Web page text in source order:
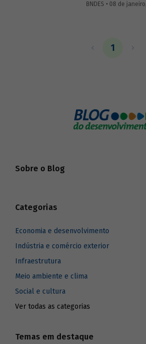
trabalho de
pela chefe do
BNDES • 08 de
1
Sobre o Blog
Categorias
Economia e desenvolvimento
Indústria e comércio exterior
Infraestrutura
Meio ambiente e clima
Social e cultura
Ver todas as categorias
Temas em destaque